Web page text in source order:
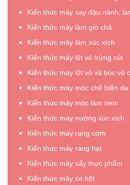
Kiến thức máy xay đậu nành,
Kiến thức máy làm giò chả
Kiến thức máy làm xúc xích
Kiến thức máy lột vỏ trứng cút
Kiến thức máy lột vỏ và bóc vỏ
Kiến thức máy móc chế biến da
Kiến thức máy móc làm nem
Kiến thức máy nướng xúc xích
Kiến thức máy rang cơm
Kiến thức máy rang hạt
Kiến thức máy sấy thực phẩm
Kiến thức máy se bột